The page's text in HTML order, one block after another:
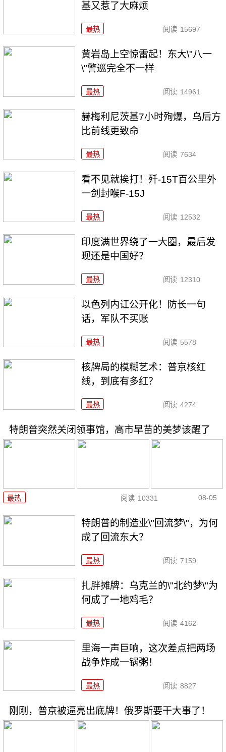
基又惹了大麻烦
最热 阅读 15697
黄岩岛上空惊雷起！东大\"八一
\"警巡完全不一样
最热 阅读 14961
赫梅利尼茨基7小时殉爆，乌后方
比前线更致命
最热 阅读 7634
看不见就挨打！歼-15T百公里外
一剑封喉F-15J
最热 阅读 12532
印度满世界绕了一大圈，最后发
现还是中国好？
最热 阅读 12310
以色列内讧公开化！防长一句
话，军队不买账
最热 阅读 5578
核牌局的模糊艺术：普京核红
线，到底有多红？
最热 阅读 4274
特朗普突然关闭领事馆，高市早苗的美梦该醒了
最热 阅读 10331 08-05
特朗普的制造业\"回流梦\"，为何
成了回流东大？
最热 阅读 7159
扎胖摊牌：乌克兰的\"北约梦\"为
何成了一地鸡毛？
最热 阅读 4162
里海一声巨响，这次差点把两场
战争炸成一锅粥！
最热 阅读 8827
刚刚，普京被逼亮出底牌！俄罗斯要干大事了！